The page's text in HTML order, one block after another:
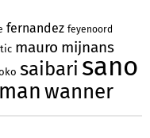
fernandez feyenoord
mauro mijnans
saibari sano
wanner